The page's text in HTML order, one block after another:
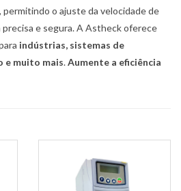
, permitindo o ajuste da velocidade de
e segura. A Astheck oferece
indústrias, sistemas de
e muito mais.Aumente a eficiência